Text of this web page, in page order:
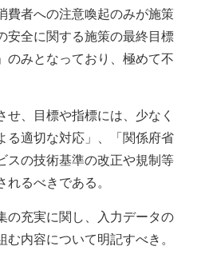
費者への注意喚起のみが施策
安全に関する施策の最終目標
のみとなっており、極めて不
せ、目標や指標には、少なく
る適切な対応」、「関係府省
スの技術基準の改正や規制等
るべきである。
の充実に関し、入力データの
内容について明記すべき。